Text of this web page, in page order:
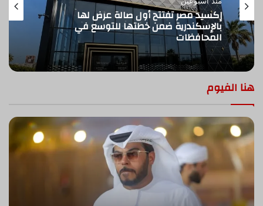
17 مايو، 2026
إنجاز تاريخي بشحن 170,000 وحدة عالمياً:
ذروة جديدة لشركات السيارات الصينية
هنا الفيوم